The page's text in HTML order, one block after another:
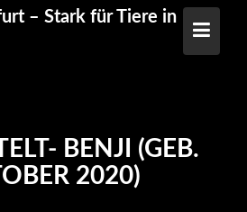
– Stark für Tiere in
BENJI (GEB.
2020)